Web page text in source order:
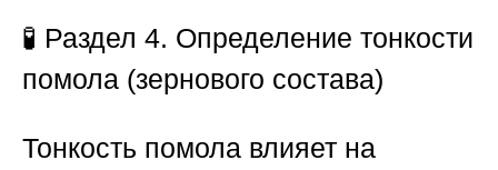
🧪 Раздел 4. Определение тонкости
помола (зернового состава)
Тонкость помола влияет на